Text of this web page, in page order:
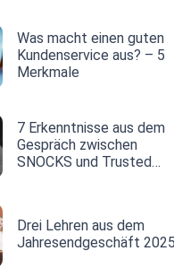
Was macht einen guten
Kundenservice aus? – 5
Merkmale
7 Erkenntnisse aus dem
Gespräch zwischen
SNOCKS und Trusted
Drei Lehren aus dem
Jahresendgeschäft 2025